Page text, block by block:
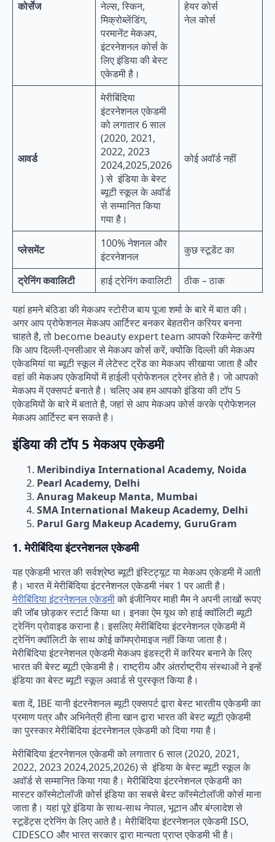
कोर्सेज
नेल्स, स्किन,
मिक्रोब्लेंडिंग,
परमानेंट मेकअप,
इंटरनेशनल कोर्स के
लिए इंडिया की बेस्ट
एकेडमी है।
हेयर कोर्स
नेल कोर्स
आवर्ड
मेरीबिंदिया
इंटरनेशनल एकेडमी
को लगातार 6 साल
(2020, 2021,
2022, 2023
2024,2025,2026
) से इंडिया के बेस्ट
ब्यूटी स्कूल के अवॉर्ड
से सम्मानित किया
गया है।
कोई अवॉर्ड नहीं
प्लेसमेंट
100% नेशनल और
इंटरनेशनल
कुछ स्टूडेंट का
ट्रेनिंग कवालिटी हाई ट्रेनिंग कवालिटी ठीक – ठाक
यहां हमने बंठिडा की मेकअप स्टोरीज बाय पूजा शर्मा के बारे में बात की।
अगर आप प्रोफेशनल मेकअप आर्टिस्ट बनकर बेहतरीन करियर बनना
चाहते है, तो become beauty expert team आपको रिकमेन्ट करेंगी
कि आप दिल्ली-एनसीआर से मेकअप कोर्स करें, क्योंकि दिल्ली की मेकअप
एकेडमियां या ब्यूटी स्कूल में लेटेस्ट ट्रेंड का मेकअप सीखाया जाता है और
वहां की मेकअप एकेडमियों में हाईली प्रोफेशनल ट्रेनर होते है। जो आपको
मेकअप में एक्सपर्ट बनाते है। चलिए अब हम आपको इंडिया की टॉप 5
एकेडमियों के बारे में बताते है, जहां से आप मेकअप कोर्स करके प्रोफेशनल
मेकअप आर्टिस्ट बन सकते है।
इंडिया की टॉप 5 मेकअप एकेडमी
Meribindiya International Academy, Noida
Pearl Academy, Delhi
Anurag Makeup Manta, Mumbai
SMA International Makeup Academy, Delhi
Parul Garg Makeup Academy, GuruGram
1. मेरीबिंदिया इंटरनेशनल एकेडमी
यह एकेडमी भारत की सर्वश्रेष्ठ ब्यूटी इंस्टिट्यूट या मेकअप एकेडमी में आती
है। भारत में मेरीबिंदिया इंटरनेशनल एकेडमी नंबर 1 पर आती है।
मेरीबिंदिया इंटरनेशनल एकेडमीको इंजीनियर माही मैम ने अपनी लाखों रूपए
की जॉब छोड़कर स्टार्ट किया था। इनका ऐम यूथ को हाई क्वॉलिटी ब्यूटी
ट्रेनिंग प्रोवाइड कराना है। इसलिए मेरीबिंदिया इंटरनेशनल एकेडमी में
ट्रेनिंग क्वॉलिटी के साथ कोई कॉमप्रोमाइज नहीं किया जाता है।
मेरीबिंदिया इंटरनेशनल एकेडमी मेकअप इंडस्ट्री में करियर बनाने के लिए
भारत की बेस्ट ब्यूटी एकेडमी है। राष्ट्रीय और अंतर्राष्ट्रीय संस्थाओं ने इन्हें
इंडिया का बेस्ट ब्यूटी स्कूल अवार्ड से पुरस्कृत किया है।
बता दें, IBE यानी इंटरनेशनल ब्यूटी एक्सपर्ट द्वारा बेस्ट भारतीय एकेडमी का
प्रमाण पत्र और अभिनेत्री हीना खान द्वारा भारत की बेस्ट ब्यूटी एकेडमी
का पुरस्कार मेरीबिंदिया इंटरनेशनल एकेडमी को दिया गया है।
मेरीबिंदिया इंटरनेशनल एकेडमी को लगातार 6 साल (2020, 2021,
2022, 2023 2024,2025,2026) से इंडिया के बेस्ट ब्यूटी स्कूल के
अवॉर्ड से सम्मानित किया गया है। मेरीबिंदिया इंटरनेशनल एकेडमी का
मास्टर कॉस्मेटोलॉजी कोर्स इंडिया का सबसे बेस्ट कॉस्मेटोलॉजी कोर्स माना
जाता है। यहां पूरे इंडिया के साथ-साथ नेपाल, भूटान और बंग्लादेश से
स्टूडेंट्स ट्रेनिंग के लिए आते है। मेरीबिंदिया इंटरनेशनल एकेडमी ISO,
CIDESCO और भारत सरकार द्वारा मान्यता प्राप्त एकेडमी भी है।